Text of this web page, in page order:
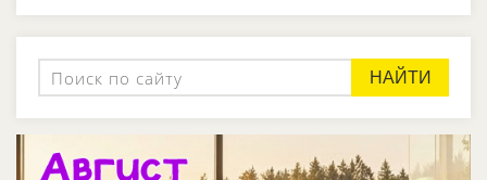
НАЙТИ